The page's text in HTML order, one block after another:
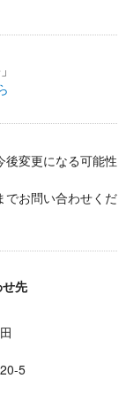
後変更になる可能性
でお問い合わせくだ
先
5